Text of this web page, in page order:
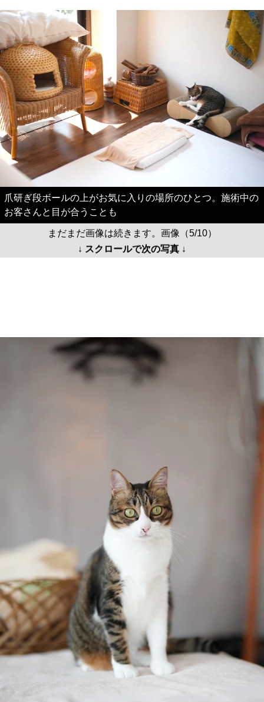
爪研ぎ段ボールの上がお気に入りの場所のひとつ。施術中の
お客さんと目が合うことも
まだまだ画像は続きます。画像（5/10）
↓ スクロールで次の写真 ↓